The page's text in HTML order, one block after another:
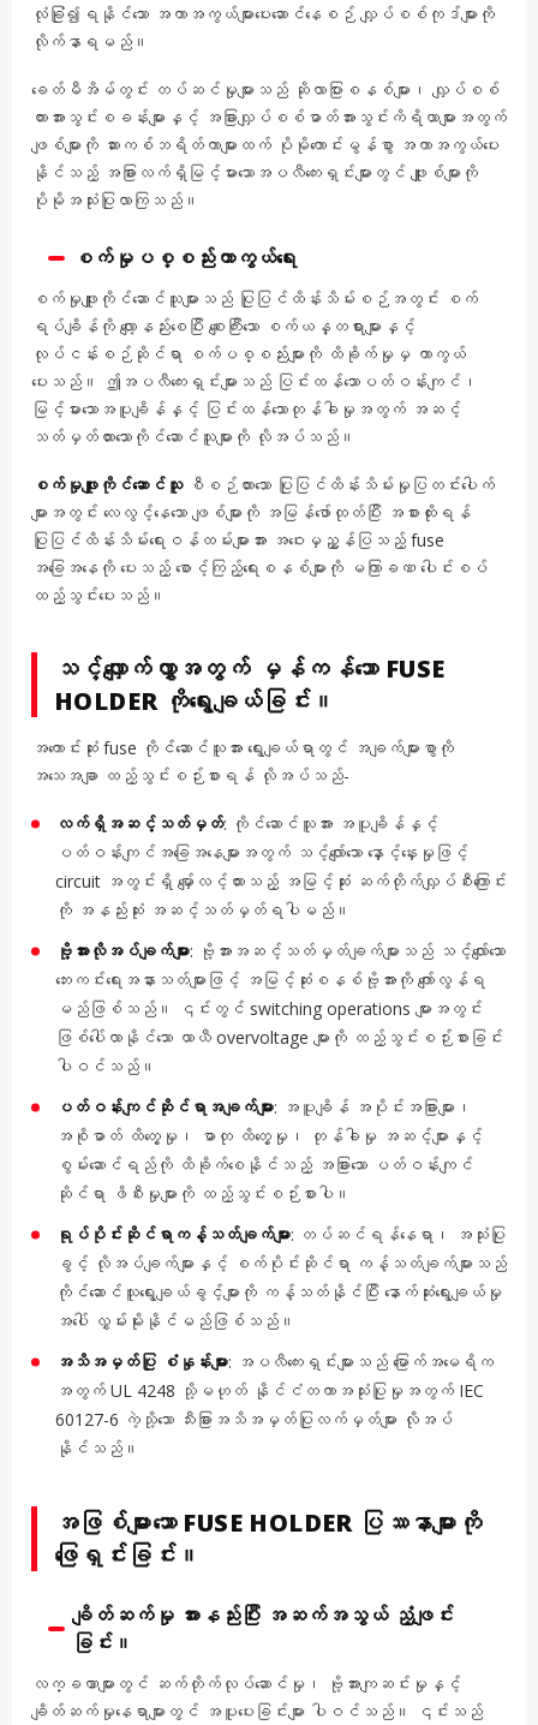
လုံခြုံ၍ရနိုင်သော အကာအကွယ်များပေးဆောင်နေစဉ် လျှပ်စစ်ကုဒ်များကို
လိုက်နာရမည်။
ခေတ်မီအိမ်တွင်း တပ်ဆင်မှုများသည် ဆိုလာပြားစနစ်များ၊ လျှပ်စစ်
ကားအားသွင်းစခန်းများနှင့် အခြားလျှပ်စစ်ဓာတ်အားသွင်းကိရိယာများအတွက်
ဖျစ်များကို ဆားကစ်ဘရိတ်ကာများထက် ပိုမိုကောင်းမွန်စွာ အကာအကွယ်ပေး
နိုင်သည့် အခြားလက်ရှိမြင့်မားသောအပလီကေးရှင်းများတွင် ဖျူးစ်များကို
ပိုမိုအသုံးပြုလာကြသည်။
စက်မှုပစ္စည်းကာကွယ်ရေး
စက်မှုဖျူးကိုင်ဆောင်သူများသည် ပြုပြင်ထိန်းသိမ်းစဉ်အတွင်း စက်
ရပ်ချိန်ကို လျော့နည်းစေပြီး စျေးကြီးသော စက်ယန္တရားများနှင့်
လုပ်ငန်းစဉ်ဆိုင်ရာ စက်ပစ္စည်းများကို ထိခိုက်မှုမှ ကာကွယ်
ပေးသည်။ ဤအပလီကေးရှင်းများသည် ပြင်းထန်သောပတ်ဝန်းကျင်၊
မြင့်မားသောအပူချိန်နှင့် ပြင်းထန်သောတုန်ခါမှုအတွက် အဆင့်
သတ်မှတ်ထားသောကိုင်ဆောင်သူများကို လိုအပ်သည်။
စက်မှုဖျူးကိုင်ဆောင်သူစီစဉ်ထားသော ပြုပြင်ထိန်းသိမ်းမှုပြတင်းပေါက်
များအတွင်း လေလွင့်နေသော ဖျစ်များကို အမြန်ဖော်ထုတ်ပြီး အစားထိုးရန်
ပြုပြင်ထိန်းသိမ်းရေးဝန်ထမ်းများအား အဝေးမှညွှန်ပြသည့် fuse
အခြေအနေကို ပေးသည့် စောင့်ကြည့်ရေးစနစ်များကို မကြာခဏ ပေါင်းစပ်
ထည့်သွင်းပေးသည်။
သင့်လျှောက်လွှာအတွက် မှန်ကန်သော FUSE
HOLDER ကိုရွေးချယ်ခြင်း။
အကောင်းဆုံး fuse ကိုင်ဆောင်သူအား ရွေးချယ်ရာတွင် အချက်များစွာကို
အသေအချာ ထည့်သွင်းစဉ်းစားရန် လိုအပ်သည်-
လက်ရှိအဆင့်သတ်မှတ်: ကိုင်ဆောင်သူအား အပူချိန်နှင့်
ပတ်ဝန်းကျင်အခြေအနေများအတွက် သင့်လျော်သော နှောင့်နှေးမှုဖြင့်
circuit အတွင်းရှိ မျှော်လင့်ထားသည့် အမြင့်ဆုံး ဆက်တိုက်လျှပ်စီးကြောင်း
ကို အနည်းဆုံး အဆင့်သတ်မှတ်ရပါမည်။
ဗို့အားလိုအပ်ချက်များ: ဗို့အားအဆင့်သတ်မှတ်ချက်များသည် သင့်လျော်သော
ဘေးကင်းရေးအနားသတ်များဖြင့် အမြင့်ဆုံးစနစ်ဗို့အားကို ကျော်လွန်ရ
မည်ဖြစ်သည်။ ၎င်းတွင် switching operations များအတွင်း
ဖြစ်ပေါ်လာနိုင်သော ယာယီ overvoltage များကို ထည့်သွင်းစဉ်းစားခြင်း
ပါဝင်သည်။
ပတ်ဝန်းကျင်ဆိုင်ရာအချက်များ: အပူချိန် အပိုင်းအခြားများ၊
အစိုဓာတ် ထိတွေ့မှု၊ ဓာတု ထိတွေ့မှု၊ တုန်ခါမှု အဆင့်များနှင့်
စွမ်းဆောင်ရည်ကို ထိခိုက်စေနိုင်သည့် အခြားသော ပတ်ဝန်းကျင်
ဆိုင်ရာ ဖိစီးမှုများကို ထည့်သွင်းစဉ်းစားပါ။
ရုပ်ပိုင်းဆိုင်ရာကန့်သတ်ချက်များ: တပ်ဆင်ရန်နေရာ၊ အသုံးပြု
ခွင့် လိုအပ်ချက်များနှင့် စက်ပိုင်းဆိုင်ရာ ကန့်သတ်ချက်များသည်
ကိုင်ဆောင်သူရွေးချယ်ခွင့်များကို ကန့်သတ်နိုင်ပြီး နောက်ဆုံးရွေးချယ်မှု
အပေါ် လွှမ်းမိုးနိုင်မည်ဖြစ်သည်။
အသိအမှတ်ပြု စံနှုန်းများ: အပလီကေးရှင်းများသည် မြောက်အမေရိက
အတွက် UL 4248 သို့မဟုတ် နိုင်ငံတကာအသုံးပြုမှုအတွက် IEC
60127-6 ကဲ့သို့သော သီးခြားအသိအမှတ်ပြုလက်မှတ်များ လိုအပ်
နိုင်သည်။
အဖြစ်များသော FUSE HOLDER ပြဿနာများကို
ဖြေရှင်းခြင်း။
ချိတ်ဆက်မှု အားနည်းပြီး အဆက်အသွယ် ညံ့ဖျင်း
ခြင်း။
လက္ခဏာများတွင် ဆက်တိုက်လုပ်ဆောင်မှု၊ ဗို့အားကျဆင်းမှုနှင့်
ချိတ်ဆက်မှုနေရာများတွင် အပူပေးခြင်းများ ပါဝင်သည်။ ၎င်းသည်